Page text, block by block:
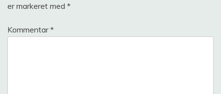
er markeret med *
Kommentar*